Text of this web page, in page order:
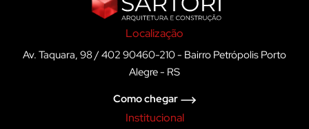
Localização
Av. Taquara, 98 / 402 90460-210 - Bairro Petrópolis Porto
Alegre - RS
Como chegar
Institucional